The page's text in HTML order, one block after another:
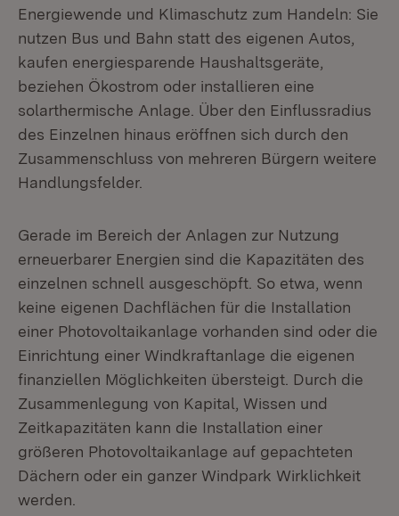
Energiewende und Klimaschutz zum Handeln: Sie
nutzen Bus und Bahn statt des eigenen Autos,
kaufen energiesparende Haushaltsgeräte,
beziehen Ökostrom oder installieren eine
solarthermische Anlage. Über den Einflussradius
des Einzelnen hinaus eröffnen sich durch den
Zusammenschluss von mehreren Bürgern weitere
Handlungsfelder.
Gerade im Bereich der Anlagen zur Nutzung
erneuerbarer Energien sind die Kapazitäten des
einzelnen schnell ausgeschöpft. So etwa, wenn
keine eigenen Dachflächen für die Installation
einer Photovoltaikanlage vorhanden sind oder die
Einrichtung einer Windkraftanlage die eigenen
finanziellen Möglichkeiten übersteigt. Durch die
Zusammenlegung von Kapital, Wissen und
Zeitkapazitäten kann die Installation einer
größeren Photovoltaikanlage auf gepachteten
Dächern oder ein ganzer Windpark Wirklichkeit
werden.